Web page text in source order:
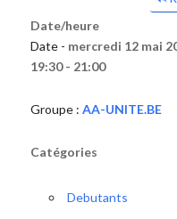
Date/heure
Date - mercredi 12 mai
19:30 - 21:00
Groupe : AA-UNITE.BE
Catégories
Debutants